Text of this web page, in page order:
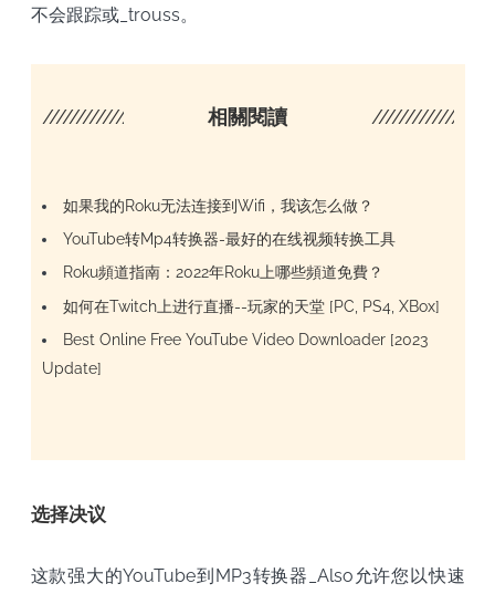
不会跟踪或_trouss。
//////////////////// 相關閱讀
如果我的Roku无法连接到Wifi，我该怎么做？
YouTube转Mp4转换器-最好的在线视频转换工具
Roku頻道指南：2022年Roku上哪些頻道免費？
如何在Twitch上进行直播--玩家的天堂 [PC, PS4, XBox]
Best Online Free YouTube Video Downloader [2023
Update]
选择决议
这款强大的YouTube到MP3转换器_Also允许您以快速